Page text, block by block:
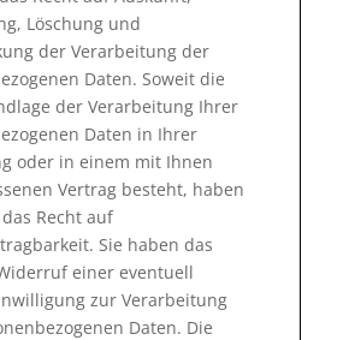
Löschung und
der Verarbeitung der
Daten. Soweit die
der Verarbeitung Ihrer
Daten in Ihrer
oder in einem mit Ihnen
Vertrag besteht, haben
Recht auf
Sie haben das
einer eventuell
zur Verarbeitung
Daten. Die